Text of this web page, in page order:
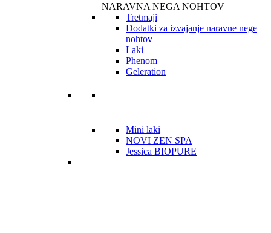
NARAVNA NEGA NOHTOV
Tretmaji
Dodatki za izvajanje naravne nege
nohtov
Laki
Phenom
Geleration
Mini laki
NOVI ZEN SPA
Jessica BIOPURE